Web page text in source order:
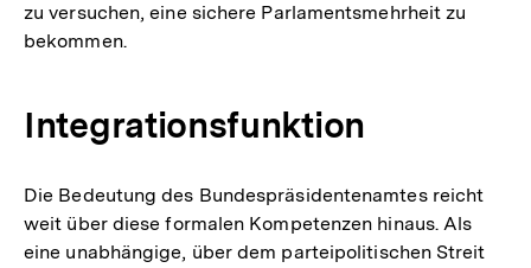
zu versuchen, eine sichere Parlamentsmehrheit zu
bekommen.
Integrationsfunktion
Die Bedeutung des Bundespräsidentenamtes reicht
weit über diese formalen Kompetenzen hinaus. Als
eine unabhängige, über dem parteipolitischen Streit